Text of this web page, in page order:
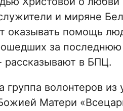
и миряне
оказывать помощь
за
рассказывают в БПЦ.
волонтеров из
Матери